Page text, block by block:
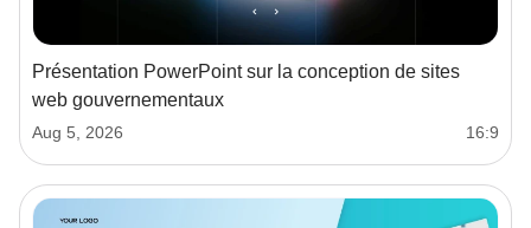
Présentation PowerPoint sur la conception de sites
web gouvernementaux
Aug 5, 2026 16:9